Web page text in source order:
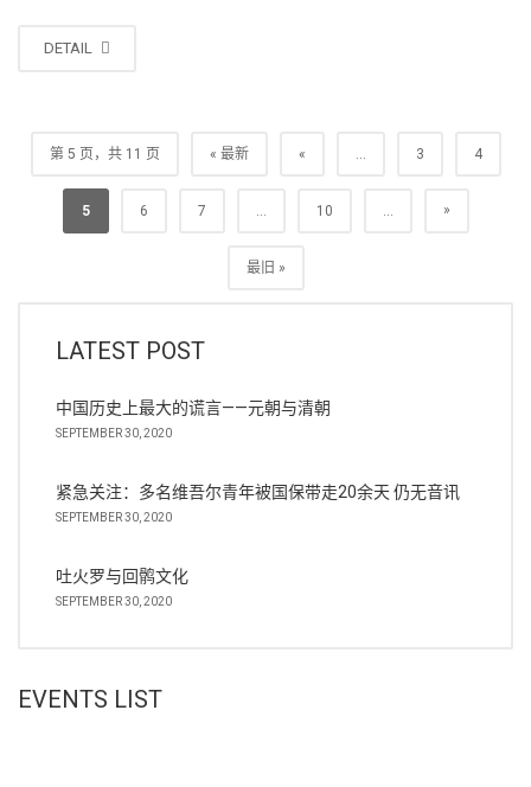
DETAIL
第 5 页，共 11 页 « 最新 « ... 3 4
5 6 7 ... 10 ... »
最旧 »
LATEST POST
中国历史上最大的谎言——元朝与清朝
SEPTEMBER 30, 2020
紧急关注：多名维吾尔青年被国保带走20余天 仍无音讯
SEPTEMBER 30, 2020
吐火罗与回鹘文化
SEPTEMBER 30, 2020
EVENTS LIST